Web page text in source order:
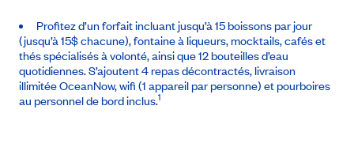
Profitez d’un forfait incluant jusqu’à 15 boissons par jour
(jusqu’à 15$ chacune), fontaine à liqueurs, mocktails, cafés et
thés spécialisés à volonté, ainsi que 12 bouteilles d’eau
quotidiennes. S’ajoutent 4 repas décontractés, livraison
illimitée OceanNow, wifi (1 appareil par personne) et pourboires
au personnel de bord inclus.1